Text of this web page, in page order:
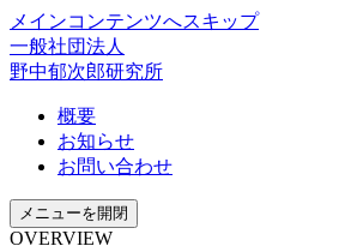
メインコンテンツへスキップ
一般社団法人
野中郁次郎研究所
概要
お知らせ
お問い合わせ
メニューを開閉
OVERVIEW